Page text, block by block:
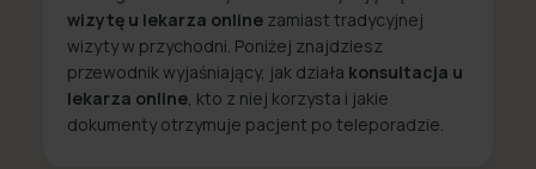
wizytę u lekarza online zamiast tradycyjnej
wizyty w przychodni. Poniżej znajdziesz
przewodnik wyjaśniający, jak działa konsultacja u
lekarza online , kto z niej korzysta i jakie
dokumenty otrzymuje pacjent po teleporadzie.